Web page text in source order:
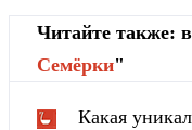
Читайте также:
Cемёрки"
Какая